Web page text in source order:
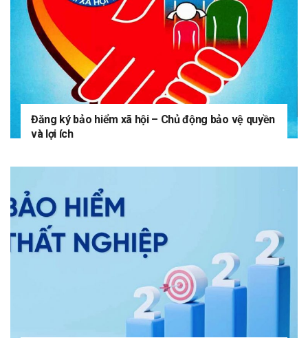
Đăng ký bảo hiểm xã hội – Chủ động bảo vệ quyền
và lợi ích